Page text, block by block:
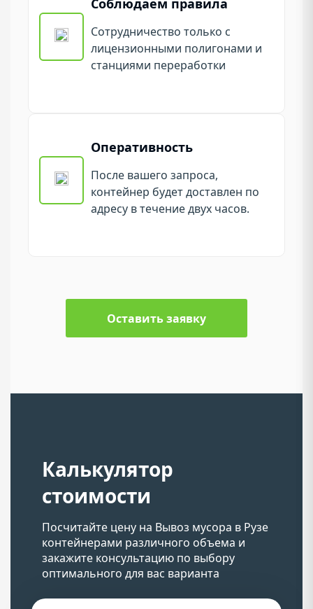
Соблюдаем правила
Сотрудничество только с
лицензионными полигонами и
станциями переработки
Оперативность
После вашего запроса,
контейнер будет доставлен по
адресу в течение двух часов.
Оставить заявку
Калькулятор
стоимости
Посчитайте цену на Вывоз мусора в Рузе
контейнерами различного объема и
закажите консультацию по выбору
оптимального для вас варианта